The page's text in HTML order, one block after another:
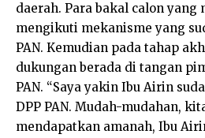
daerah. Para bakal calon yang
mengikuti mekanisme yang
PAN. Kemudian pada tahap
dukungan berada di tangan
PAN. “Saya yakin Ibu Airin
DPP PAN. Mudah-mudahan,
mendapatkan amanah, Ibu